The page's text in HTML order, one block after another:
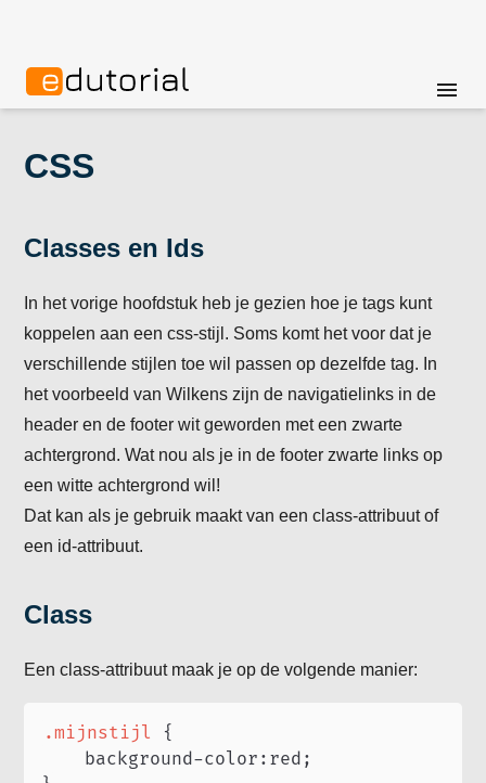
menu
CSS
Classes en Ids
In het vorige hoofdstuk heb je gezien hoe je tags kunt
koppelen aan een css-stijl. Soms komt het voor dat je
verschillende stijlen toe wil passen op dezelfde tag. In
het voorbeeld van Wilkens zijn de navigatielinks in de
header en de footer wit geworden met een zwarte
achtergrond. Wat nou als je in de footer zwarte links op
een witte achtergrond wil!
Dat kan als je gebruik maakt van een class-attribuut of
een id-attribuut.
Class
Een class-attribuut maak je op de volgende manier:
.mijnstijl
{
background-color : red ;